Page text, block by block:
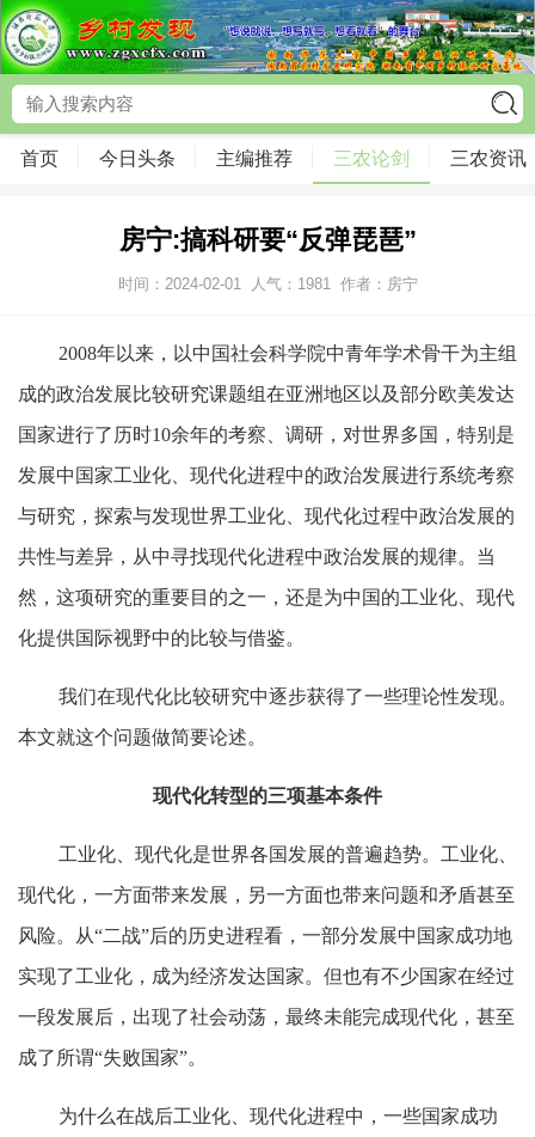
首页 今日头条 主编推荐 三农论剑 三农资讯
房宁:搞科研要“反弹琵琶”
时间：2024-02-01 人气： 1981 作者：房宁
2008年以来，以中国社会科学院中青年学术骨干为主组
成的政治发展比较研究课题组在亚洲地区以及部分欧美发达
国家进行了历时10余年的考察、调研，对世界多国，特别是
发展中国家工业化、现代化进程中的政治发展进行系统考察
与研究，探索与发现世界工业化、现代化过程中政治发展的
共性与差异，从中寻找现代化进程中政治发展的规律。当
然，这项研究的重要目的之一，还是为中国的工业化、现代
化提供国际视野中的比较与借鉴。
我们在现代化比较研究中逐步获得了一些理论性发现。
本文就这个问题做简要论述。
现代化转型的三项基本条件
工业化、现代化是世界各国发展的普遍趋势。工业化、
现代化，一方面带来发展，另一方面也带来问题和矛盾甚至
风险。从“二战”后的历史进程看，一部分发展中国家成功地
实现了工业化，成为经济发达国家。但也有不少国家在经过
一段发展后，出现了社会动荡，最终未能完成现代化，甚至
成了所谓“失败国家”。
为什么在战后工业化、现代化进程中，一些国家成功